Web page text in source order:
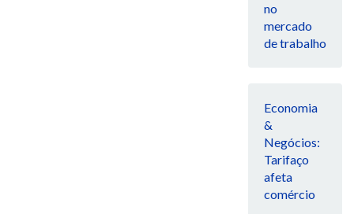
no
mercado
de trabalho
Economia
&
Negócios:
Tarifaço
afeta
comércio